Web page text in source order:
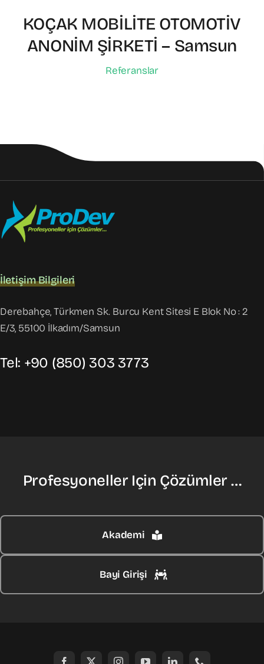
KOÇAK MOBİLİTE OTOMOTİV
ANONİM ŞİRKETİ – Samsun
Referanslar
İletişim Bilgileri
Derebahçe, Türkmen Sk. Burcu Kent Sitesi E Blok No : 2
E/3, 55100 İlkadım/Samsun
Tel: +90 (850) 303 3773
Profesyoneller Için Çözümler …
Akademi
Bayi Girişi